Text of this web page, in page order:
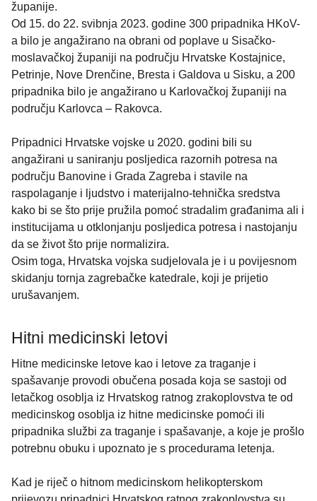
županije.
Od 15. do 22. svibnja 2023. godine 300 pripadnika HKoV-
a bilo je angažirano na obrani od poplave u Sisačko-
moslavačkoj županiji na području Hrvatske Kostajnice,
Petrinje, Nove Drenčine, Bresta i Galdova u Sisku, a 200
pripadnika bilo je angažirano u Karlovačkoj županiji na
području Karlovca – Rakovca.
Pripadnici Hrvatske vojske u 2020. godini bili su
angažirani u saniranju posljedica razornih potresa na
području Banovine i Grada Zagreba i stavile na
raspolaganje i ljudstvo i materijalno-tehnička sredstva
kako bi se što prije pružila pomoć stradalim građanima ali i
institucijama u otklonjanju posljedica potresa i nastojanju
da se život što prije normalizira.
Osim toga, Hrvatska vojska sudjelovala je i u povijesnom
skidanju tornja zagrebačke katedrale, koji je prijetio
urušavanjem.
Hitni medicinski letovi
Hitne medicinske letove kao i letove za traganje i
spašavanje provodi obučena posada koja se sastoji od
letačkog osoblja iz Hrvatskog ratnog zrakoplovstva te od
medicinskog osoblja iz hitne medicinske pomoći ili
pripadnika službi za traganje i spašavanje, a koje je prošlo
potrebnu obuku i upoznato je s procedurama letenja.
Kad je riječ o hitnom medicinskom helikopterskom